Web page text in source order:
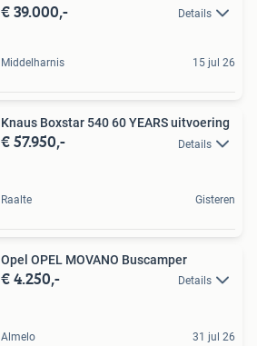
€ 39.000,- Details
Middelharnis 15 jul 26
Knaus Boxstar 540 60 YEARS uitvoering
€ 57.950,- Details
Raalte Gisteren
Opel OPEL MOVANO Buscamper
€ 4.250,- Details
Almelo 31 jul 26